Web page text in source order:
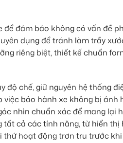
đảm bảo không có vấn đề
dụng để tránh làm trầy
riêng biệt, thiết kế chuẩn
độ chế, giữ nguyên hệ thống
bảo hành xe không bị ảnh
nhìn chuẩn xác để mang lại
cả các tính năng, từ hiển thị
thứ hoạt động trơn tru trước